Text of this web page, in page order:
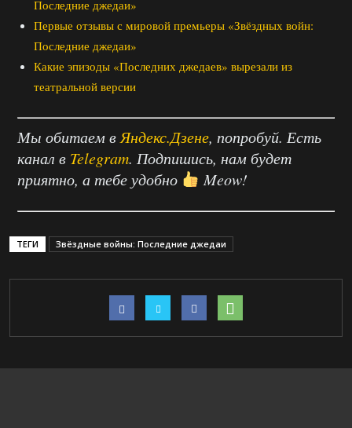
Последние джедаи»
Первые отзывы с мировой премьеры «Звёздных войн:
Последние джедаи»
Какие эпизоды «Последних джедаев» вырезали из
театральной версии
Мы обитаем в Яндекс.Дзене, попробуй. Есть
канал в Telegram. Подпишись, нам будет
приятно, а тебе удобно
Meow!
ТЕГИ Звёздные войны: Последние джедаи